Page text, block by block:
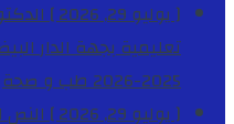
[ يوليو 29, 2026 ]
تعليمية بجهة الدار
2025-2026
طب و صحة
[ يوليو 29, 2026 ]
النص